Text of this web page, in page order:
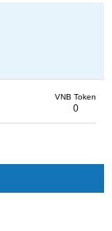
VNB Token
0